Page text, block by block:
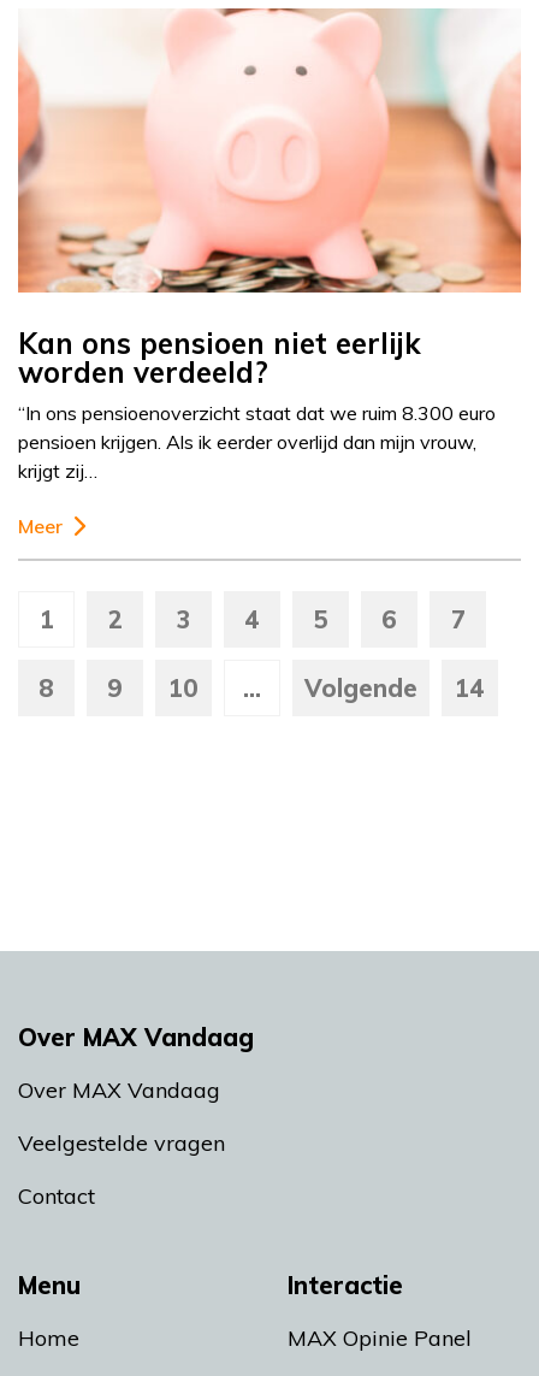
Kan ons pensioen niet eerlijk
worden verdeeld?
“In ons pensioenoverzicht staat dat we ruim 8.300 euro
pensioen krijgen. Als ik eerder overlijd dan mijn vrouw,
krijgt zij…
Meer
1 2 3 4 5 6 7
8 9 10 ... Volgende 14
Menu
Home
Interactie
MAX Opinie Panel
Over MAX Vandaag
Over MAX Vandaag
Veelgestelde vragen
Contact